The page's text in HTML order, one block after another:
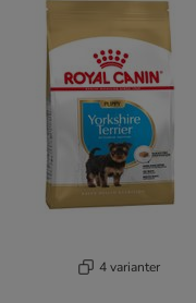
4 varianter